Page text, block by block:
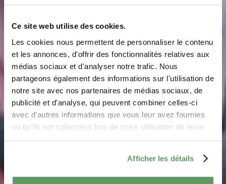
Ce site web utilise des cookies.
Les cookies nous permettent de personnaliser le contenu
et les annonces, d'offrir des fonctionnalités relatives aux
médias sociaux et d'analyser notre trafic. Nous
partageons également des informations sur l'utilisation de
notre site avec nos partenaires de médias sociaux, de
publicité et d'analyse, qui peuvent combiner celles-ci
avec d'autres informations que vous leur avez fournies
ou qu'ils ont collectées lors de votre utilisation de leurs
Afficher les détails
Essen & Übernachten